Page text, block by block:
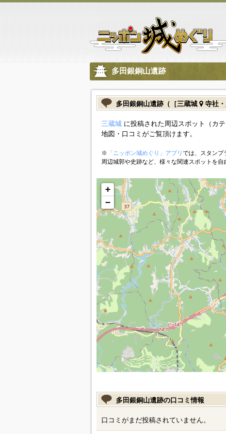
多田銀銅山遺跡
多田銀銅山遺跡（［三蔵城 寺社・
三蔵城に投稿された周辺スポット（カ
地図・口コミがご覧頂けます。
※ 「ニッポン城めぐり」アプリ では、スタンプ
周辺城郭や史跡など、様々な関連スポットを自
+
−
多田銀銅山遺跡の口コミ情報
口コミがまだ投稿されていません。